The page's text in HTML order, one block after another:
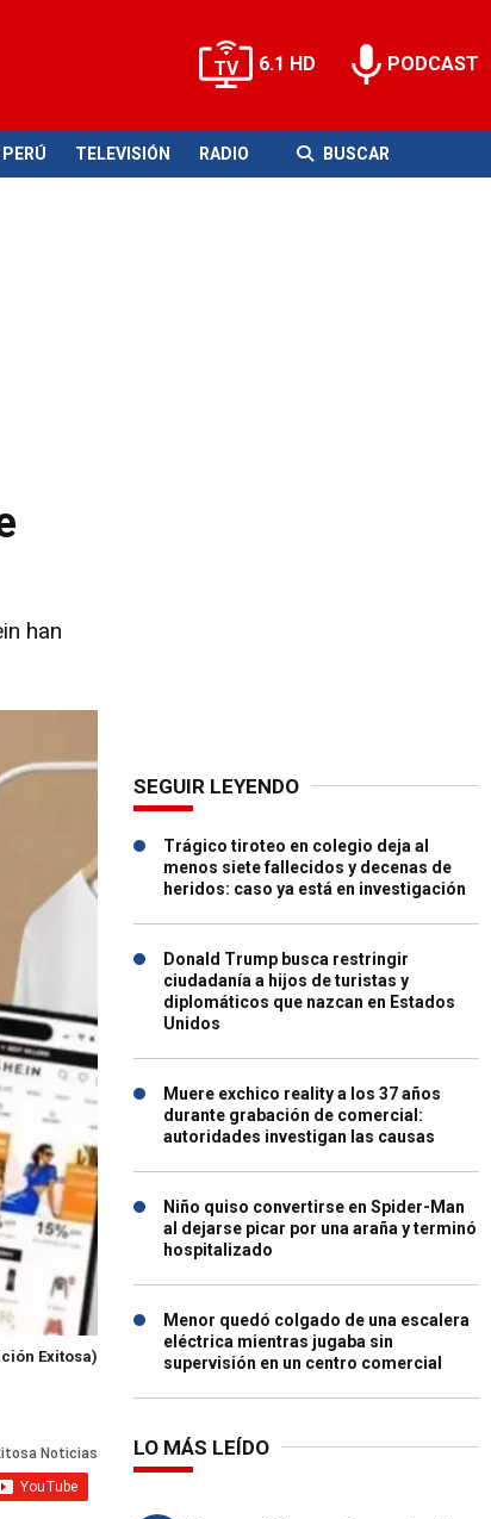
6.1 HD PODCAST
TELEVISIÓN RADIO BUSCAR
han
Exitosa)
SEGUIR LEYENDO
Trágico tiroteo en colegio deja al
menos siete fallecidos y decenas de
heridos: caso ya está en investigación
Donald Trump busca restringir
ciudadanía a hijos de turistas y
diplomáticos que nazcan en Estados
Unidos
Muere exchico reality a los 37 años
durante grabación de comercial:
autoridades investigan las causas
Niño quiso convertirse en Spider-Man
al dejarse picar por una araña y terminó
hospitalizado
Menor quedó colgado de una escalera
eléctrica mientras jugaba sin
supervisión en un centro comercial
LO MÁS LEÍDO